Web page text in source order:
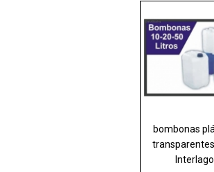
bombonas